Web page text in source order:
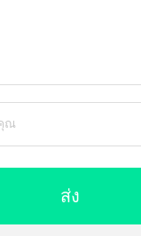
ส่ง